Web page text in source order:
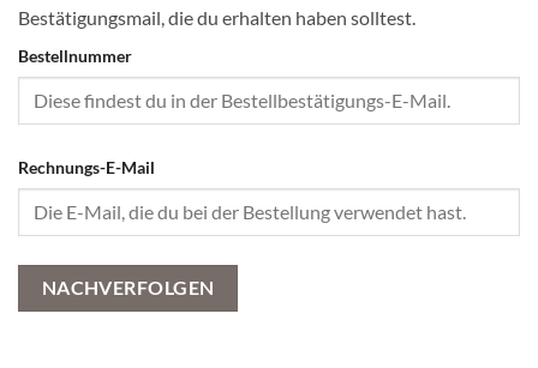
Bestätigungsmail, die du erhalten haben solltest.
Bestellnummer
Rechnungs-E-Mail
NACHVERFOLGEN